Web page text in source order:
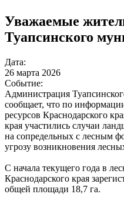
Уважаемые
Туапсинского
Дата:
26 марта 2026
Событие:
Администрация
сообщает, что по
ресурсов Краснодарского
края участились случаи
на сопредельных с лесным
угрозу возникновения
С начала текущего года в
Краснодарского края
общей площади 18,7 га.